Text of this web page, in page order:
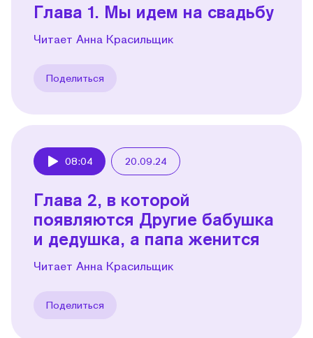
Глава 1. Мы идем на свадьбу
Читает Анна Красильщик
Поделиться
08:04 20.09.24
Глава 2, в которой
появляются Другие бабушка
и дедушка, а папа женится
Читает Анна Красильщик
Поделиться